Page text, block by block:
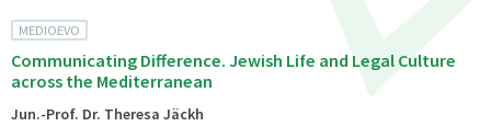
MEDIOEVO
Communicating Difference. Jewish Life and Legal Culture
across the Mediterranean
Jun.-Prof. Dr. Theresa Jäckh